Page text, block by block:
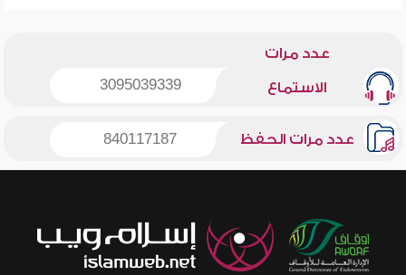
عدد مرات
الاستماع 3095039339
عدد مرات الحفظ 840117187